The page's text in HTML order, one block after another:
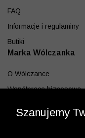
FAQ
Informacje i regulaminy
Butiki
Marka Wólczanka
O Wólczance
Współpraca biznesowa
Program lojalnościowy
Szanujemy